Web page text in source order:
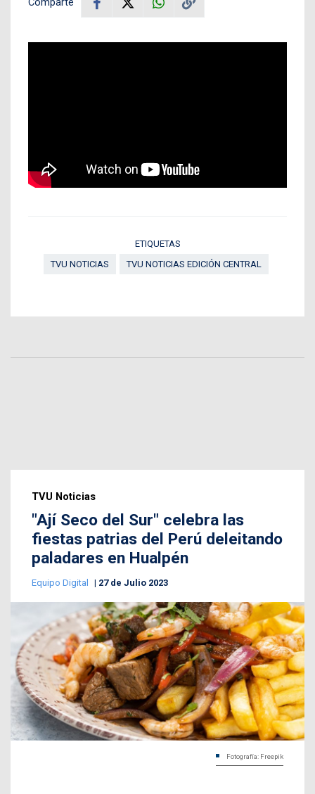
ETIQUETAS
TVU NOTICIAS
TVU NOTICIAS EDICIÓN CENTRAL
TVU Noticias
"Ají Seco del Sur" celebra las
fiestas patrias del Perú deleitando
paladares en Hualpén
Equipo Digital 27 de Julio 2023
Fotografía: Freepik